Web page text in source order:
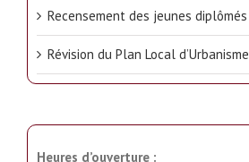
Recensement des jeunes diplômés
Révision du Plan Local d’Urbanisme
Heures d’ouverture :